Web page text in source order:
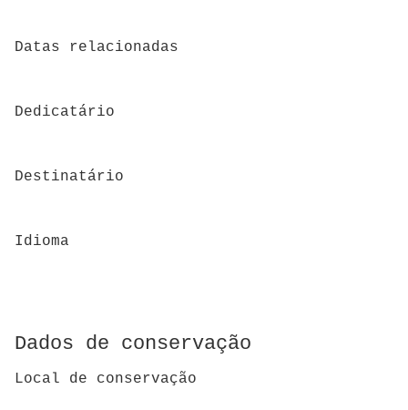
Datas relacionadas
Dedicatário
Destinatário
Idioma
Dados de conservação
Local de conservação